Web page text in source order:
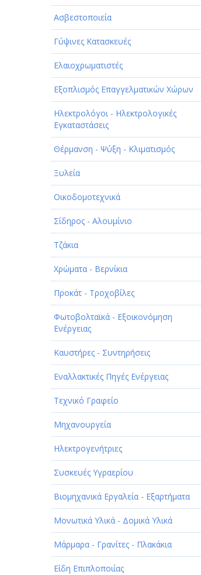
ΕΚΠΑΙΔΕΥΣΗ - ΣΧΟΛΕΣ
ΕΜΠΟΡΙΟ - ΕΜΠΟΡΙΚΑ ΚΑΤΑΣΤΗΜΑΤΑ
ΕΡΓΟΣΤΑΣΙΑ - ΒΙΟΜΗΧΑΝΙΕΣ
ΞΕΝΟΔΟΧΕΙΑ - ΤΟΥΡΙΣΜΟΣ
ΟΜΟΡΦΙΑ
ΠΑΡΟΧΗ ΥΠΗΡΕΣΙΩΝ
ΤΕΧΝΙΚΑ - ΚΑΤΑΣΚΕΥΑΣΤΙΚΑ
ΤΕΧΝΟΛΟΓΙΑ
ΥΓΕΙΑ - ΙΑΤΡΟΙ
ΦΑΓΗΤΟ
Ασβεστοποιεία
Γύψινες Κατασκευές
Ελαιοχρωματιστές
Εξοπλισμός Επαγγελματικών Χώρων
Ηλεκτρολόγοι - Ηλεκτρολογικές
Εγκαταστάσεις
Θέρμανση - Ψύξη - Κλιματισμός
Ξυλεία
Οικοδομοτεχνικά
Σίδηρος - Αλουμίνιο
Τζάκια
Χρώματα - Βερνίκια
Προκάτ - Τροχοβίλες
Φωτοβολταϊκά - Εξοικονόμηση
Ενέργειας
Καυστήρες - Συντηρήσεις
Εναλλακτικές Πηγές Ενέργειας
Τεχνικό Γραφείο
Μηχανουργεία
Ηλεκτρογενήτριες
Συσκευές Υγραερίου
Βιομηχανικά Εργαλεία - Εξαρτήματα
Μονωτικά Υλικά - Δομικά Υλικά
Μάρμαρα - Γρανίτες - Πλακάκια
Είδη Επιπλοποιίας